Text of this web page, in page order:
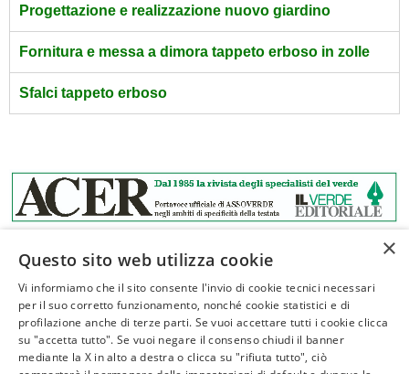
Progettazione e realizzazione nuovo giardino
Fornitura e messa a dimora tappeto erboso in zolle
Sfalci tappeto erboso
ASSOVERDE
P.Iva 02961181209
×
Questo sito web utilizza cookie
Vi informiamo che il sito consente l'invio di cookie tecnici necessari
per il suo corretto funzionamento, nonché cookie statistici e di
profilazione anche di terze parti. Se vuoi accettare tutti i cookie clicca
su "accetta tutto". Se vuoi negare il consenso chiudi il banner
mediante la X in alto a destra o clicca su "rifiuta tutto", ciò